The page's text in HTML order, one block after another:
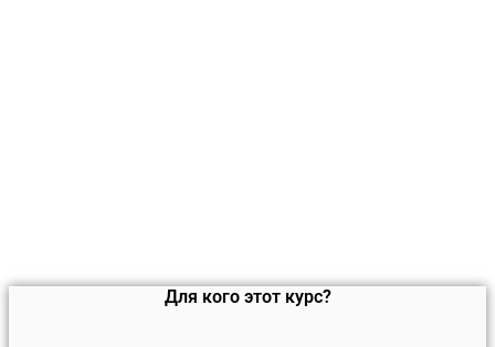
Для кого этот курс?